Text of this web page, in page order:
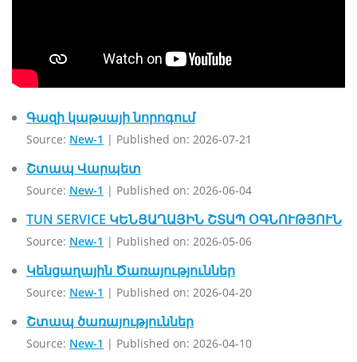
Գազի կաթսայի նորոգում
Source: New-1 Published on: 2026-07-21
Շտապ Վարպետ
Source: New-1 Published on: 2026-06-04
TUN SERVICE ԿԵՆՑԱՂԱՅԻՆ ՇՏԱՊ ՕԳՆՈՒԹՅՈՒՆ
Source: New-1 Published on: 2026-05-06
Կենցաղային Ծառայություններ
Source: New-1 Published on: 2026-04-20
Շտապ ծառայություններ
Source: New-1 Published on: 2026-04-10